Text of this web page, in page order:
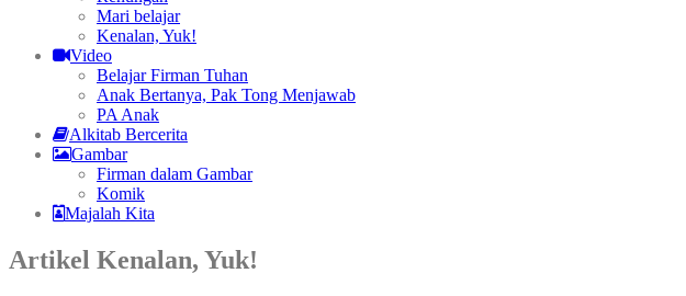
Mari belajar
Kenalan, Yuk!
Video
Belajar Firman Tuhan
Anak Bertanya, Pak Tong Menjawab
PA Anak
Alkitab Bercerita
Gambar
Firman dalam Gambar
Komik
Majalah Kita
Artikel Kenalan, Yuk!